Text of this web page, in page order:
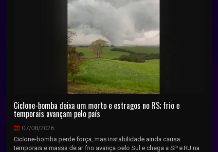
Ciclone-bomba deixa um morto e estragos no RS; frio e
temporais avançam pelo país
07/08/2026
Ciclone-bomba perde força, mas instabilidade ainda causa
temporais e massa de ar frio avança pelo Sul e chega a SP e RJ na